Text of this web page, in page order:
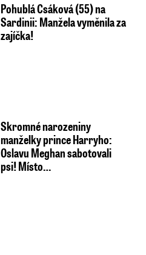
Pohublá Csáková (55) na
Sardinii: Manžela vyměnila za
zajíčka!
Skromné narozeniny
manželky prince Harryho:
Oslavu Meghan sabotovali
psi! Místo…